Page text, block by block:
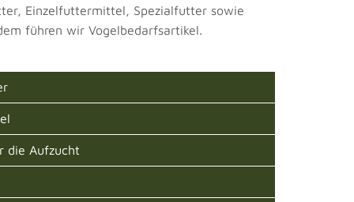
Einzelfuttermittel, Spezialfutter sowie
führen wir Vogelbedarfsartikel.
die Aufzucht